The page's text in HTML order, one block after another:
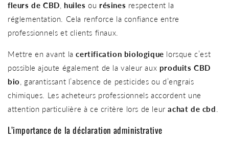
fleurs de CBD huiles ou résines respectent la
réglementation. Cela renforce la confiance entre
professionnels et clients finaux.
Mettre en avant lacertification biologique lorsque c’est
possible ajoute également de la valeur aux produits CBD
bio
, garantissant l’absence de pesticides ou d’engrais
chimiques. Les acheteurs professionnels accordent une
attention particulière à ce critère lors de leurachat de cbd
L’importance de la déclaration administrative